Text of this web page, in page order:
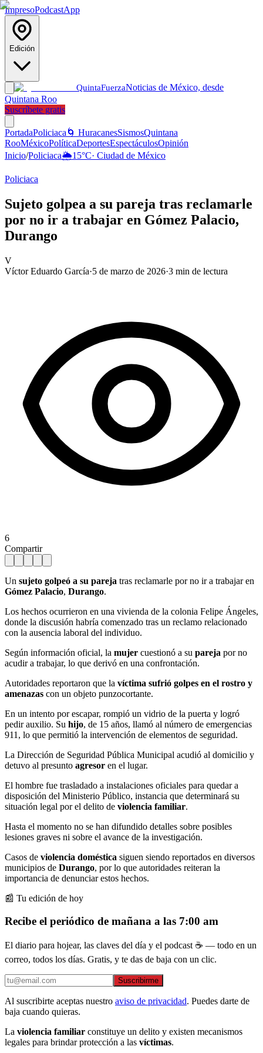
ImpresoPodcastApp
Edición
QuintaFuerzaNoticias de México, desde
Quintana Roo
Suscríbete gratis
PortadaPoliciaca 🌀 HuracanesSismosQuintana
RooMéxicoPolíticaDeportesEspectáculosOpinión
Inicio/Policiaca🌦️15°C· Ciudad de México
Policiaca
Sujeto golpea a su pareja tras reclamarle
por no ir a trabajar en Gómez Palacio,
Durango
V
Víctor Eduardo García·5 de marzo de 2026·3 min de lectura
6
Compartir
Un sujeto golpeó a su pareja tras reclamarle por no ir a trabajar en
Gómez Palacio, Durango.
Los hechos ocurrieron en una vivienda de la colonia Felipe Ángeles,
donde la discusión habría comenzado tras un reclamo relacionado
con la ausencia laboral del individuo.
Según información oficial, la mujer cuestionó a su pareja por no
acudir a trabajar, lo que derivó en una confrontación.
Autoridades reportaron que la víctima sufrió golpes en el rostro y
amenazas con un objeto punzocortante.
En un intento por escapar, rompió un vidrio de la puerta y logró
pedir auxilio. Su hijo, de 15 años, llamó al número de emergencias
911, lo que permitió la intervención de elementos de seguridad.
La Dirección de Seguridad Pública Municipal acudió al domicilio y
detuvo al presunto agresor en el lugar.
El hombre fue trasladado a instalaciones oficiales para quedar a
disposición del Ministerio Público, instancia que determinará su
situación legal por el delito de violencia familiar.
Hasta el momento no se han difundido detalles sobre posibles
lesiones graves ni sobre el avance de la investigación.
Casos de violencia doméstica siguen siendo reportados en diversos
municipios de Durango, por lo que autoridades reiteran la
importancia de denunciar estos hechos.
📰 Tu edición de hoy
Recibe el periódico de mañana a las 7:00 am
El diario para hojear, las claves del día y el podcast ☕ — todo en un
correo, todos los días. Gratis, y te das de baja con un clic.
Suscribirme
Al suscribirte aceptas nuestro aviso de privacidad. Puedes darte de
baja cuando quieras.
La violencia familiar constituye un delito y existen mecanismos
legales para brindar protección a las víctimas.